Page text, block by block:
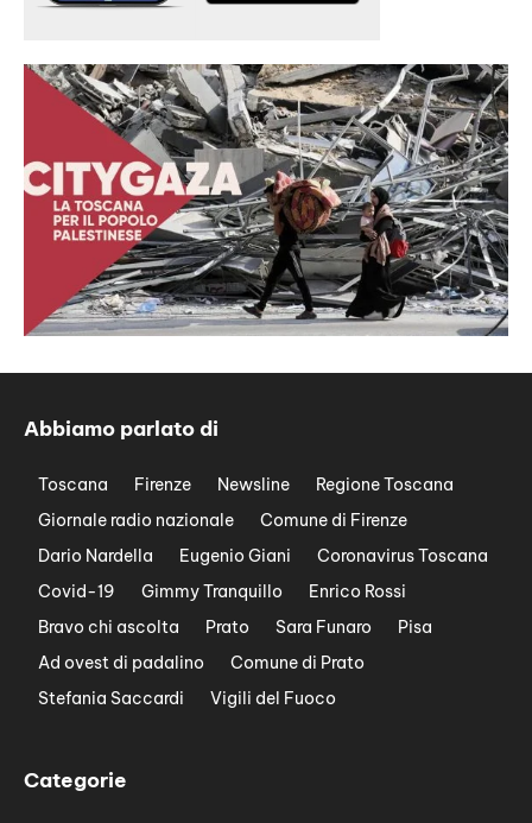
Abbiamo parlato di
Toscana Firenze Newsline
Regione Toscana
Giornale radio nazionale
Comune di Firenze
Dario Nardella
Eugenio Giani
Coronavirus Toscana
Covid-19
Gimmy Tranquillo
Enrico Rossi
Bravo chi ascolta
Prato Sara Funaro
Pisa
Ad ovest di padalino
Comune di Prato
Stefania Saccardi
Vigili del Fuoco
Categorie